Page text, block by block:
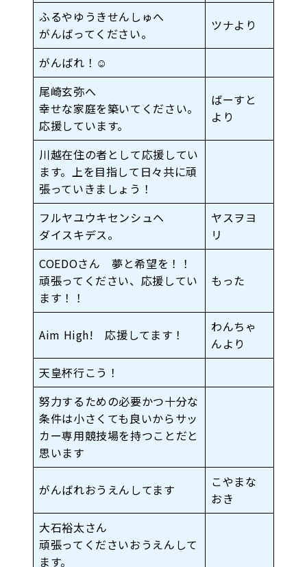
ふるやゆうきせんしゅへ
がんばってください。
ツナより
がんばれ！☺︎
尾崎玄弥へ
幸せな家庭を築いてください。
応援しています。
ばーすと
より
川越在住の者として応援してい
ます。上を目指して日々共に頑
張っていきましょう！
フルヤユウキセンシュヘ
ダイスキデス。
ヤスヲヨ
リ
COEDOさん 夢と希望を！！
頑張ってください、応援してい
ます！！
もった
Aim High! 応援してます！
わんちゃ
んより
天皇杯行こう！
努力するための必要かつ十分な
条件は小さくても良いからサッ
カー専用競技場を持つことだと
思います
がんばれおうえんしてます
こやまな
おき
大石裕太さん
頑張ってくださいおうえんして
ます。